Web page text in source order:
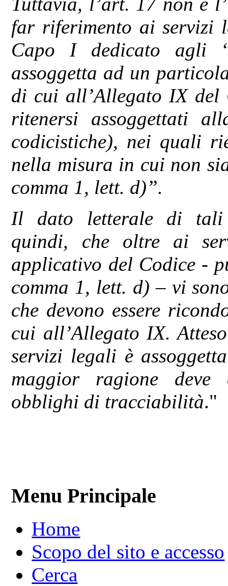
far riferimento ai servizi
Capo I dedicato agli
assoggetta ad un
di cui all’Allegato IX del
ritenersi assoggettati
codicistiche), nei quali
nella misura in cui non
comma 1, lett. d)”.
Il dato letterale di tali
quindi, che oltre ai
applicativo del Codice -
comma 1, lett. d) – vi
che devono essere
cui all’Allegato IX.
servizi legali è
maggior ragione deve
obblighi di tracciabilità."
Menu Principale
Home
Scopo del sito e accesso
Cerca